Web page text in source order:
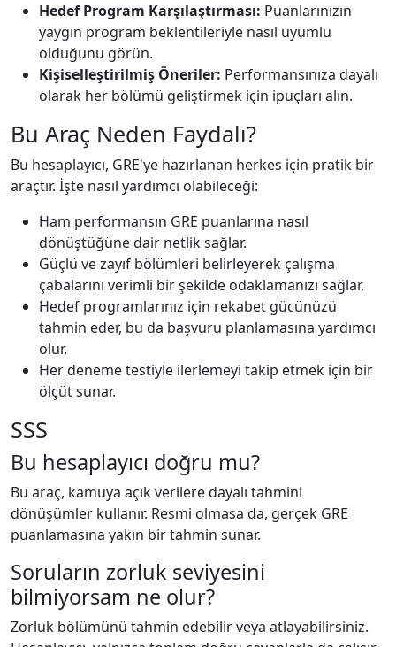
Hedef Program Karşılaştırması: Puanlarınızın
yaygın program beklentileriyle nasıl uyumlu
olduğunu görün.
Kişiselleştirilmiş Öneriler: Performansınıza dayalı
olarak her bölümü geliştirmek için ipuçları alın.
Bu Araç Neden Faydalı?
Bu hesaplayıcı, GRE'ye hazırlanan herkes için pratik bir
araçtır. İşte nasıl yardımcı olabileceği:
Ham performansın GRE puanlarına nasıl
dönüştüğüne dair netlik sağlar.
Güçlü ve zayıf bölümleri belirleyerek çalışma
çabalarını verimli bir şekilde odaklamanızı sağlar.
Hedef programlarınız için rekabet gücünüzü
tahmin eder, bu da başvuru planlamasına yardımcı
olur.
Her deneme testiyle ilerlemeyi takip etmek için bir
ölçüt sunar.
SSS
Bu hesaplayıcı doğru mu?
Bu araç, kamuya açık verilere dayalı tahmini
dönüşümler kullanır. Resmi olmasa da, gerçek GRE
puanlamasına yakın bir tahmin sunar.
Soruların zorluk seviyesini
bilmiyorsam ne olur?
Zorluk bölümünü tahmin edebilir veya atlayabilirsiniz.